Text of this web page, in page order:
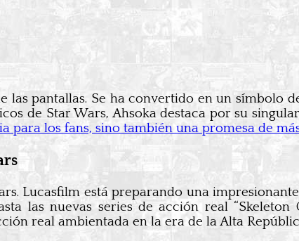
las pantallas. Se ha convertido en un símbolo
de Star Wars, Ahsoka destaca por su
para los fans, sino también una promesa de
Lucasfilm está preparando una
las nuevas series de acción real
real ambientada en la era de la Alta